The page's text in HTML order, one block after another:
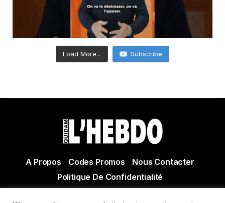
Load More... Subscribe
A Propos Codes Promos
Nous Contacter
Politique De Confidentialité